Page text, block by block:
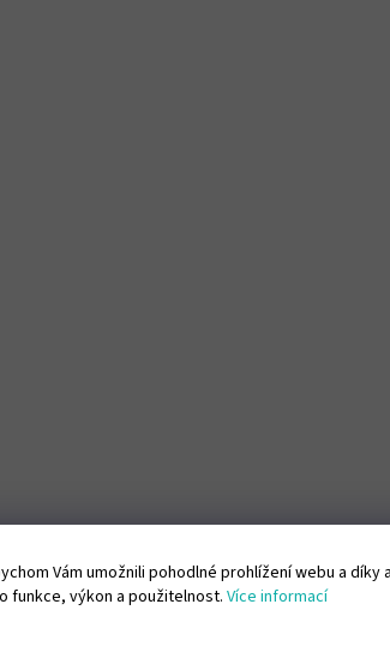
Vám umožnili pohodlné prohlížení webu a díky
funkce, výkon a použitelnost.Více informací